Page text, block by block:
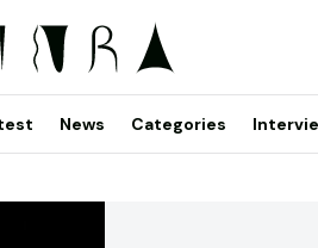
News Categories